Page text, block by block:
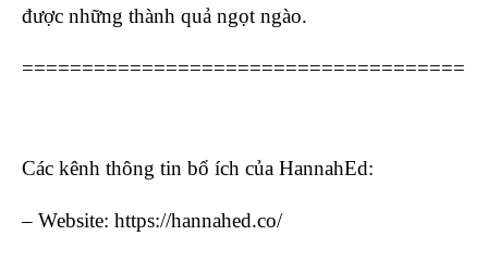
được những thành quả ngọt ngào.
=====================================
Các kênh thông tin bổ ích của HannahEd:
– Website: https://hannahed.co/